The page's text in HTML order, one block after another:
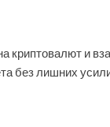
криптовалют и
без лишних